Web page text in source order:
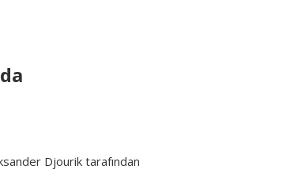
Djourik tarafından